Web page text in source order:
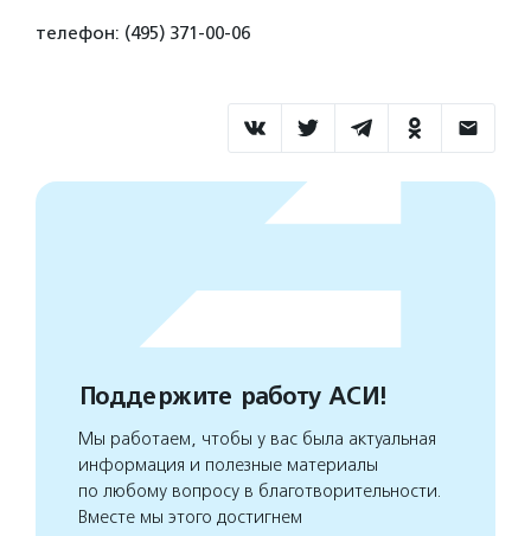
телефон: (495) 371-00-06
Поддержите работу АСИ!
Мы работаем, чтобы у вас была актуальная
информация и полезные материалы
по любому вопросу в благотворительности.
Вместе мы этого достигнем